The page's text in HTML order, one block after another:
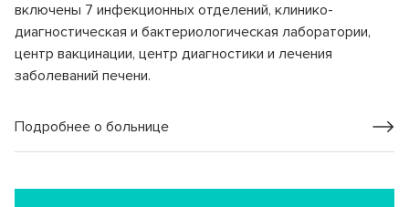
включены 7 инфекционных отделений, клинико-
диагностическая и бактериологическая лаборатории,
центр вакцинации, центр диагностики и лечения
заболеваний печени.
Подробнее о больнице